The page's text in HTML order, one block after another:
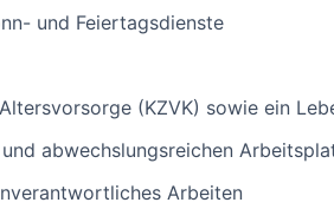
und Feiertagsdienste
(KZVK) sowie ein
abwechslungsreichen
Arbeiten